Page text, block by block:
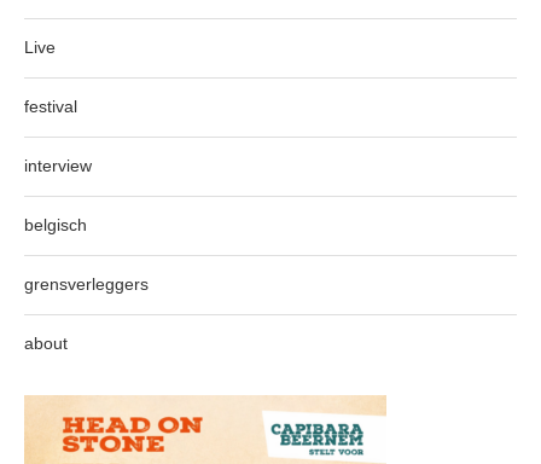
Live
festival
interview
belgisch
grensverleggers
about